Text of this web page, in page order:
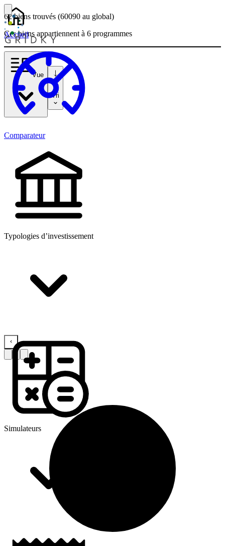
Accueil
Comparateur
Typologies d’investissement
Simulateurs
62 biens trouvés (60090 au global)
Ces biens appartiennent à 6 programmes
Vue
Tri